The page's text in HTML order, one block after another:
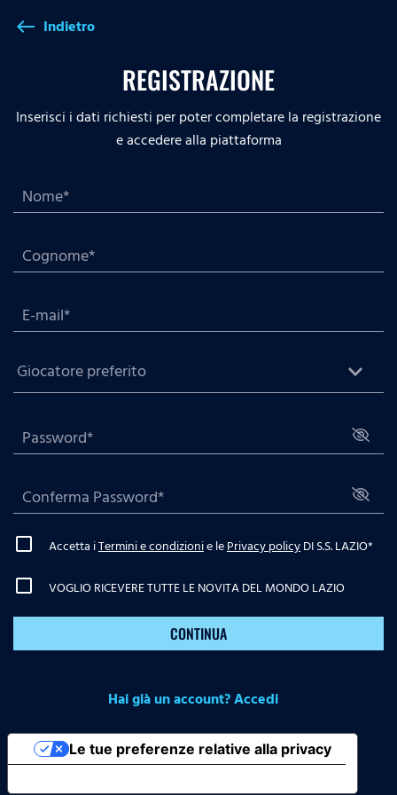
west Indietro
REGISTRAZIONE
Inserisci i dati richiesti per poter completare la registrazione
e accedere alla piattaforma
Accetta iTermini e condizionie lePrivacy policyDI S.S. LAZIO*
VOGLIO RICEVERE TUTTE LE NOVITA DEL MONDO LAZIO
CONTINUA
Hai già un account? Accedi
Le tue preferenze relative alla privacy